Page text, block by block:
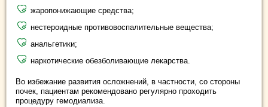
жаропонижающие средства;
нестероидные противовоспалительные вещества;
анальгетики;
наркотические обезболивающие лекарства.
Во избежание развития осложнений, в частности, со стороны
почек, пациентам рекомендовано регулярно проходить
процедуру гемодиализа.